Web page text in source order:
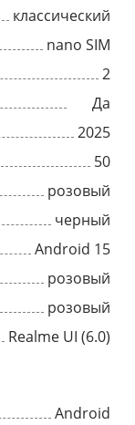
классический
nano SIM
2
Да
2025
50
розовый
черный
Android 15
розовый
розовый
Realme UI (6.0)
Android